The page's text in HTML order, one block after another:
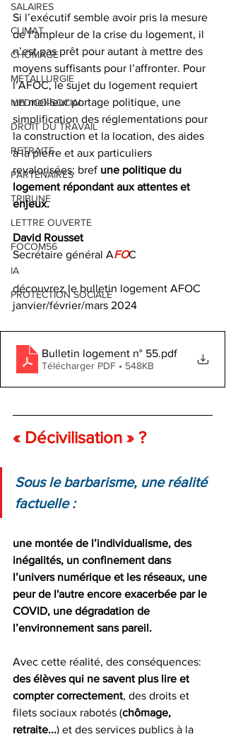
SALAIRES
CLIMAT
CHÔMAGE
METALLURGIE
MEDICO-SOCIAL
DROIT DU TRAVAIL
RETRAITE
PARTENAIRES
TRIBUNE
LETTRE OUVERTE
FOCOM56
IA
PROTECTION SOCIALE
Si l’exécutif semble avoir pris la mesure
de l’ampleur de la crise du logement, il
n’est pas prêt pour autant à mettre des
moyens suffisants pour l’affronter. Pour
l’AFOC, le sujet du logement requiert
un meilleur portage politique, une
simplification des réglementations pour
la construction et la location, des aides
à la pierre et aux particuliers
revalorisées; bref une politique du
logement répondant aux attentes et
enjeux.
David Rousset
Secrétaire général AFOC
découvrez le bulletin logement AFOC
janvier/février/mars 2024
Bulletin logement n° 55.pdf
Télécharger PDF • 548KB
« Décivilisation » ?
Sous le barbarisme, une réalité
factuelle :
une montée de l’individualisme, des
inégalités, un confinement dans
l’univers numérique et les réseaux, une
peur de l'autre encore exacerbée par le
COVID, une dégradation de
l’environnement sans pareil.
Avec cette réalité, des conséquences:
des élèves qui ne savent plus lire et
compter correctement, des droits et
filets sociaux rabotés (chômage,
retraite...) et des services publics à la